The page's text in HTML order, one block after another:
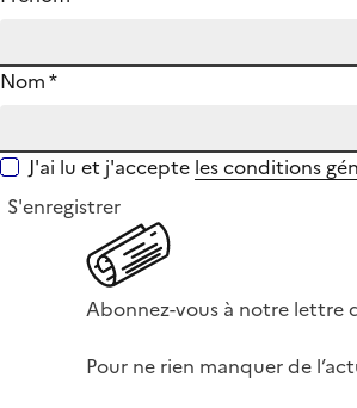
Nom*
J'ai lu et j'accepte les conditions
S'enregistrer
Abonnez-vous à notre lettre
Pour ne rien manquer de